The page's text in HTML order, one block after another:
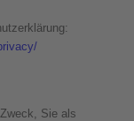
Sie als